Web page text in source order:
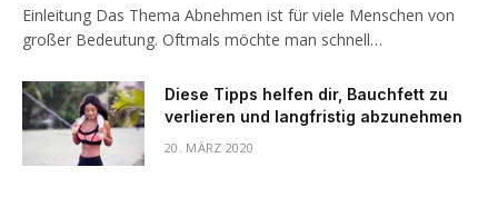
Einleitung Das Thema Abnehmen ist für viele Menschen von
großer Bedeutung. Oftmals möchte man schnell…
Diese Tipps helfen dir, Bauchfett zu
verlieren und langfristig abzunehmen
20. MÄRZ 2020